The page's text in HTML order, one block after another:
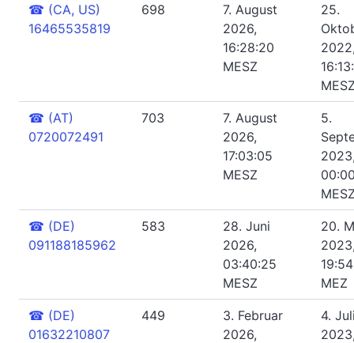
☎ (CA, US)
16465535819
698
7. August
2026,
16:28:20
MESZ
25.
☎ (AT)
0720072491
703
7. August
2026,
17:03:05
MESZ
5.
☎ (DE)
091188185962
583
28. Juni
2026,
03:40:25
MESZ
20.
MEZ
☎ (DE)
01632210807
449
3. Februar
2026,
4.